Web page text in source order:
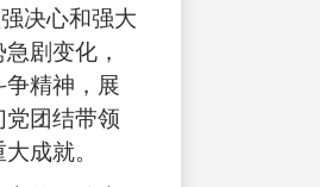
决心和强大
剧变化，
精神，展
团结带领
成就。